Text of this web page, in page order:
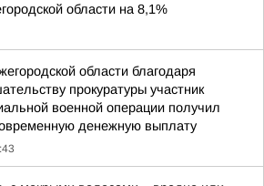
области на 8,1%
области благодаря
прокуратуры участник
военной операции получил
денежную выплату